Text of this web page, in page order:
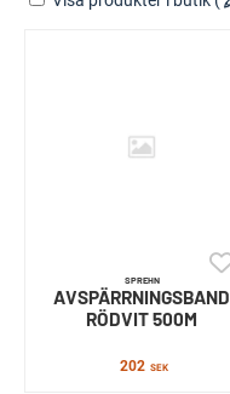
SPREHN
AVSPÄRRNINGSBAND
RÖDVIT 500M
202 SEK